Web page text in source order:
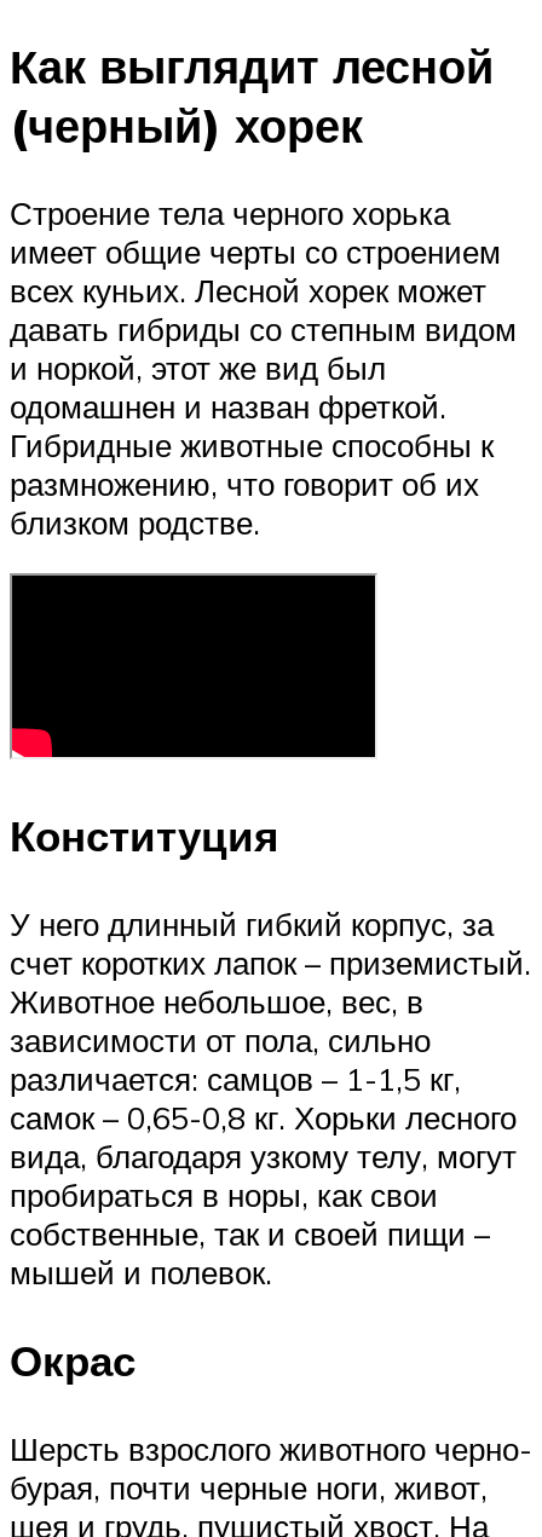
Как выглядит лесной
(черный) хорек
Строение тела черного хорька
имеет общие черты со строением
всех куньих. Лесной хорек может
давать гибриды со степным видом
и норкой, этот же вид был
одомашнен и назван фреткой.
Гибридные животные способны к
размножению, что говорит об их
близком родстве.
Конституция
У него длинный гибкий корпус, за
счет коротких лапок – приземистый.
Животное небольшое, вес, в
зависимости от пола, сильно
различается: самцов – 1-1,5 кг,
самок – 0,65-0,8 кг. Хорьки лесного
вида, благодаря узкому телу, могут
пробираться в норы, как свои
собственные, так и своей пищи –
мышей и полевок.
Окрас
Шерсть взрослого животного черно-
бурая, почти черные ноги, живот,
шея и грудь, пушистый хвост. На